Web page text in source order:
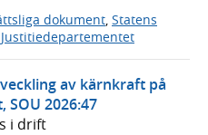
dokument, Statens
Justitiedepartementet
av kärnkraft på
2026:47
i drift